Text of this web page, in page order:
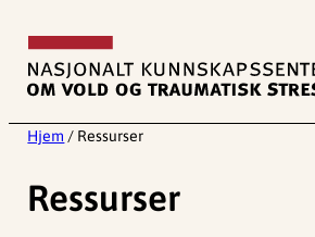
innhold
Hjem / Ressurser
Ressurser